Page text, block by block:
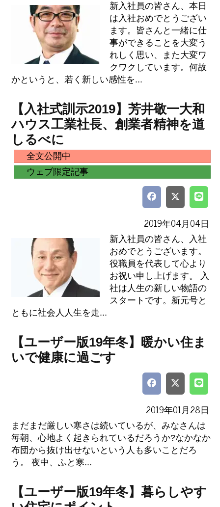
新入社員の皆さん、本日
は入社おめでとうござい
ます。皆さんと一緒に仕
事ができることを大変う
れしく思い、また大変ワ
クワクしています。何故
かというと、若く新しい感性を...
【入社式訓示2019】芳井敬一大和
ハウス工業社長、創業者精神を道
しるべに
全文公開中
ウェブ限定記事
2019年04月04日
新入社員の皆さん、入社
おめでとうございます。
役職員を代表して心より
お祝い申し上げます。 入
社は人生の新しい物語の
スタートです。新元号と
ともに社会人人生を走...
【ユーザー版19年冬】暖かい住ま
いで健康に過ごす
2019年01月28日
まだまだ厳しい寒さは続いているが、みなさんは
毎朝、心地よく起きられているだろうか?なかなか
布団から抜け出せないという人も多いことだろ
う。 夜中、ふと寒...
【ユーザー版19年冬】暮らしやす